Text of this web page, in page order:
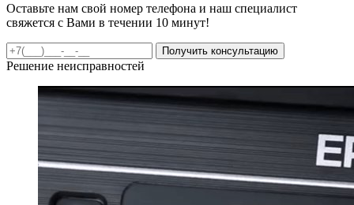
Оставьте нам свой номер телефона и наш специалист
свяжется с Вами в течении 10 минут!
Получить консультацию
Решение неисправностей